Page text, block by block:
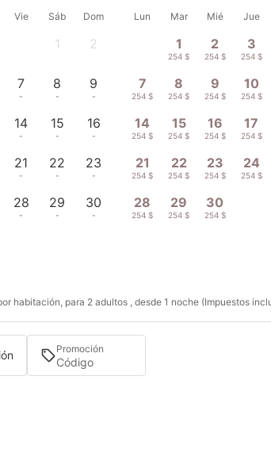
Vie Sáb Dom
1 2
7
-
8
-
9
-
14
-
15
-
16
-
21
-
22
-
23
-
28
-
29
-
30
-
Lun Mar Mié Jue
1
254 $
2
254 $
3
254 $
7
254 $
8
254 $
9
254 $
10
254 $
14
254 $
15
254 $
16
254 $
17
254 $
21
254 $
22
254 $
23
254 $
24
254 $
28
254 $
29
254 $
30
254 $
habitación, para 2 adultos , desde 1 noche (Impuestos
Promoción